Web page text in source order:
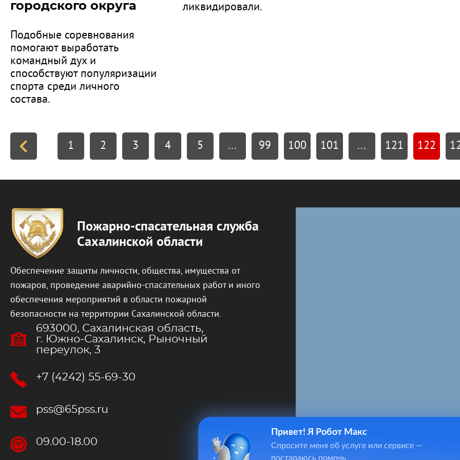
городского округа
Подобные соревнования
помогают выработать
командный дух и
способствуют популяризации
спорта среди личного
состава.
ликвидировали.
1 2 3 4 5 ... 99 100 101 ... 121 122
Пожарно-спасательная служба
Сахалинской области
Обеспечение защиты личности, общества, имущества от
пожаров, проведение аварийно-спасательных работ и иного
обеспечения мероприятий в области пожарной
безопасности на территории Сахалинской области.
693000, Сахалинская область,
г. Южно‐Сахалинск, Рыночный
переулок, 3
+7 (4242) 55-69-30
pss@65pss.ru
09.00-18.00
Привет! Я Робот Макс
Спросите меня об услуге или сервисе —
постараюсь помочь